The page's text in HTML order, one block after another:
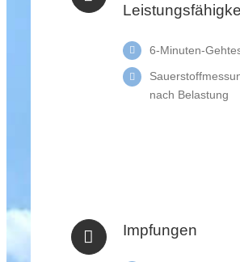
6-Minuten-
nach Belastung
Impfungen